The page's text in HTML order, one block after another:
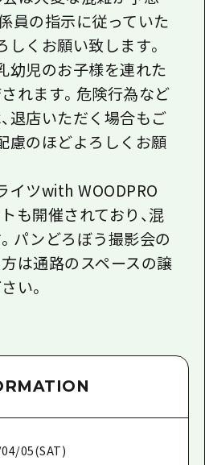
員の指示に従っていた
しくお願い致します。
幼児のお子様を連れた
れます。危険行為など
退店いただく場合もご
慮のほどよろしくお願
イツwith WOODPRO
も開催されており、混
パンどろぼう撮影会の
は通路のスペースの譲
い。
05(SAT)